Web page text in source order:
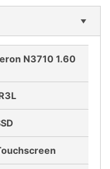
N3710 1.60